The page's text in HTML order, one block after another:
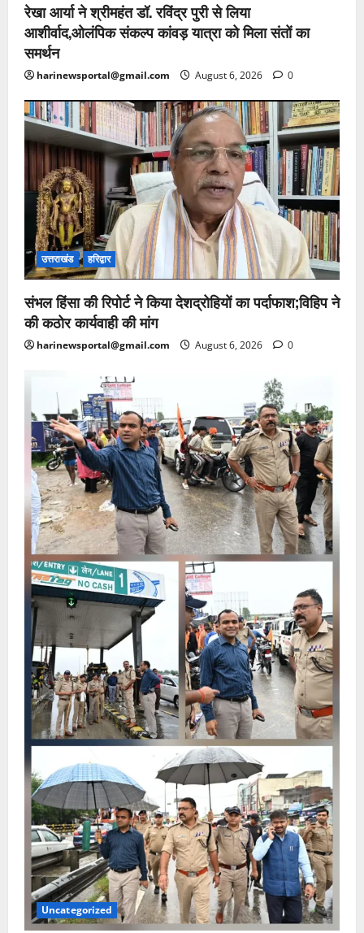
रेखा आर्या ने श्रीमहंत डॉ. रविंद्र पुरी से लिया
आशीर्वाद,ओलंपिक संकल्प कांवड़ यात्रा को मिला संतों का
समर्थन
harinewsportal@gmail.com August 6, 2026 0
उत्तराखंड हरिद्वार
संभल हिंसा की रिपोर्ट ने किया देशद्रोहियों का पर्दाफाश;विहिप ने
की कठोर कार्यवाही की मांग
harinewsportal@gmail.com August 6, 2026 0
Uncategorized